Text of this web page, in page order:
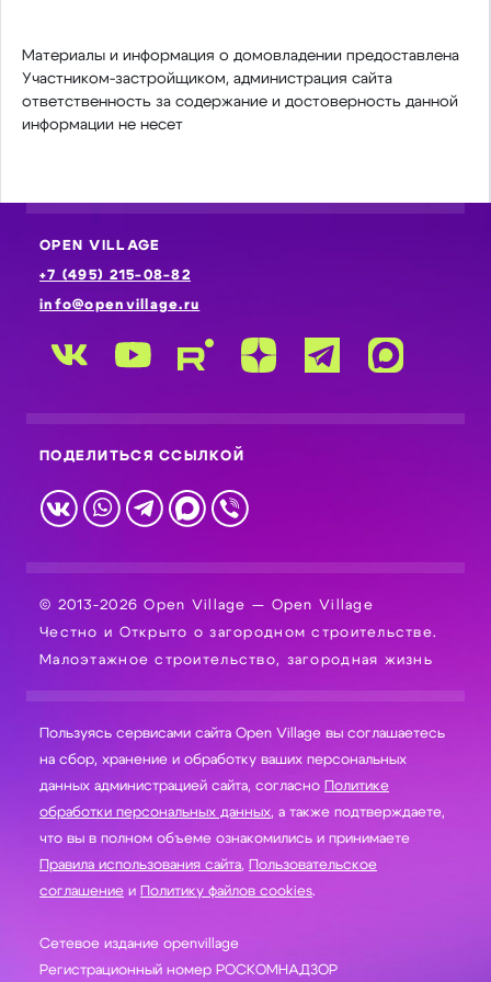
Материалы и информация о домовладении предоставлена
Участником-застройщиком, администрация сайта
ответственность за содержание и достоверность данной
информации не несет
OPEN VILLAGE
+7 (495) 215-08-82
info@openvillage.ru
ПОДЕЛИТЬСЯ ССЫЛКОЙ
© 2013-2026 Open Village — Open Village
Честно и Открыто о загородном строительстве.
Малоэтажное строительство, загородная жизнь
Пользуясь сервисами сайта Open Village вы соглашаетесь
на сбор, хранение и обработку ваших персональных
данных администрацией сайта, согласно Политике
обработки персональных данных, а также подтверждаете,
что вы в полном объеме ознакомились и принимаете
Правила использования сайта, Пользовательское
соглашение и Политику файлов cookies.
Сетевое издание openvillage
Регистрационный номер РОСКОМНАДЗОР